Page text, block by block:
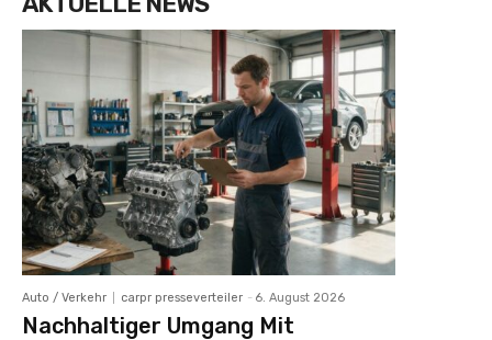
Auto / Verkehr carpr presseverteiler - 6. August 2026
Nachhaltiger Umgang Mit